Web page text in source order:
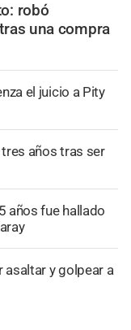
robó
una compra
el juicio a Pity
años tras ser
años fue hallado
asaltar y golpear a